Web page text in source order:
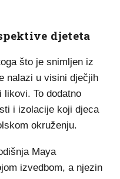
djeteta
što je snimljen iz
nalazi u visini dječjih
To dodatno
i izolacije koji djeca
okruženju.
Maya
izvedbom, a njezin